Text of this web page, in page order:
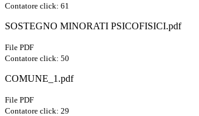
Contatore click: 61
SOSTEGNO MINORATI PSICOFISICI.pdf
File PDF
Contatore click: 50
COMUNE_1.pdf
File PDF
Contatore click: 29